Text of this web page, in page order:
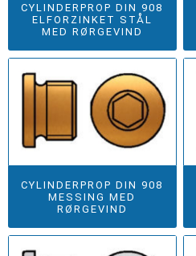
CYLINDERPROP DIN 908
ELFORZINKET STÅL
MED RØRGEVIND
CYLINDERPROP DIN 908
MESSING MED
RØRGEVIND